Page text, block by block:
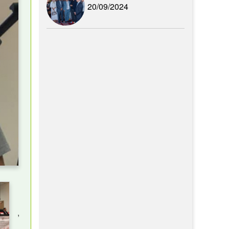
,
20/09/2024